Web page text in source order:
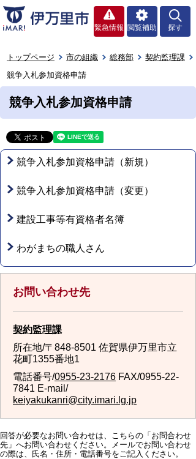
緊急情報 閲覧補助 探す
トップページ 市の組織 総務部
契約監理課
競争入札参加資格申請
競争入札参加資格申請
競争入札参加資格申請（新規）
競争入札参加資格申請（変更）
建設工事等有資格者名簿
わがまちの職人さん
お問い合わせ先
契約監理課
所在地/〒848-8501 佐賀県伊万里市立
花町1355番地1
電話番号/0955-23-2176 FAX/0955-22-
7841 E-mail/
keiyakukanri@city.imari.lg.jp
回答が必要なお問い合わせは、こちらの「お問合わせ
先」へお問い合わせください。メールでお問い合わせ
の際は、氏名・住所・電話番号をご記入ください。